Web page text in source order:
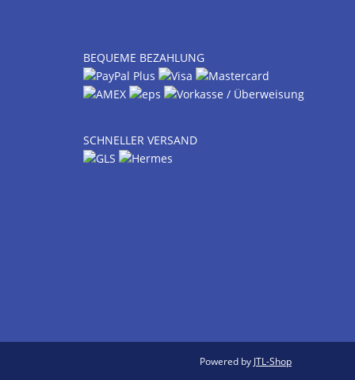
BEQUEME BEZAHLUNG
SCHNELLER VERSAND
Powered by JTL-Shop